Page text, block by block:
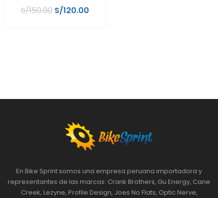
S/150.00 S/120.00
En Bike Sprint somos una empresa peruana importadora y
representantes de las marcas: Crank Brothers, Gu Energy, Cane
Creek, Lezyne, Profile Design, Joes No Flats, Optic Nerve,